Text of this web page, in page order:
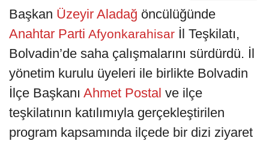
Başkan Üzeyir Aladağ öncülüğünde
Anahtar Parti Afyonkarahisar İl Teşkilatı,
Bolvadin’de saha çalışmalarını sürdürdü. İl
yönetim kurulu üyeleri ile birlikte Bolvadin
İlçe Başkanı Ahmet Postal ve ilçe
teşkilatının katılımıyla gerçekleştirilen
program kapsamında ilçede bir dizi ziyaret